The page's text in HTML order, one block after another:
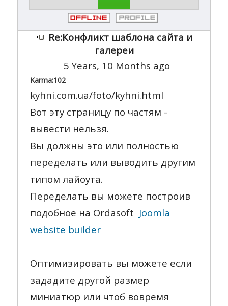
Re:Конфликт шаблона сайта и
галереи
5 Years, 10 Months ago
Karma:102
kyhni.com.ua/foto/kyhni.html
Вот эту страницу по частям -
вывести нельзя.
Вы должны это или полностью
переделать или выводить другим
типом лайоута.
Переделать вы можете построив
подобное на Ordasoft Joomla
website builder
Оптимизировать вы можете если
зададите другой размер
миниатюр или чтоб вовремя